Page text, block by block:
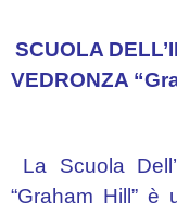
SCUOLA
VEDRONZA
La Scuola
“Graham Hill” è